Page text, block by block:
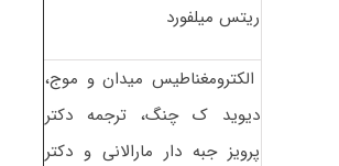
ریتس میلفورد
الکترومغناطیس میدان و موج،
دیوید ک چنگ، ترجمه دکتر
پرویز جبه دار مارالانی و دکتر